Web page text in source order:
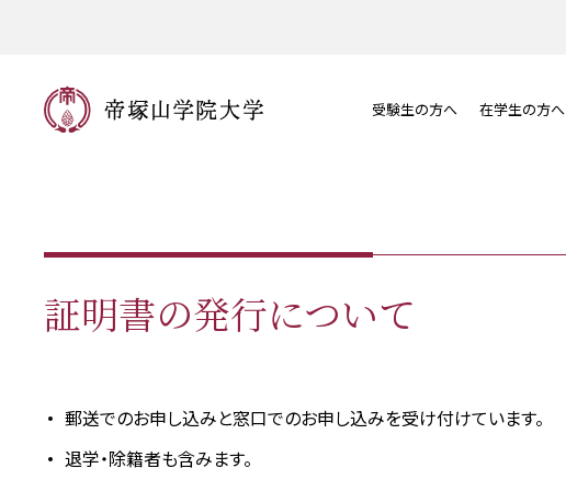
受験生の方へ 在学生の方へ
証明書の発行について
郵送でのお申し込みと窓口でのお申し込みを受け付けています。
退学・除籍者も含みます。